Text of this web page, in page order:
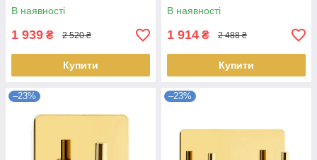
В наявності
1 939 ₴ 2 520 ₴
Купити
В наявності
1 914 ₴ 2 488 ₴
Купити
–23% –23%